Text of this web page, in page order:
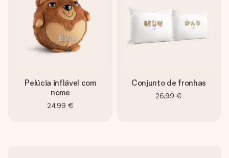
Pelúcia inflável com
nome
24,99 €
Conjunto de fronhas
26,99 €